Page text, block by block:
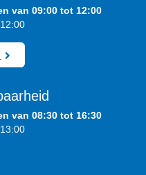
van 09:00 tot 12:00
van 08:30 tot 16:30